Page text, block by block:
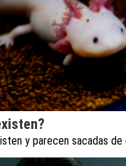
y parecen sacadas